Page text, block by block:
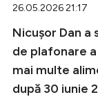
26.05.2026 21:17
Nicușor Dan
de plafonare
mai multe
după 30 iunie